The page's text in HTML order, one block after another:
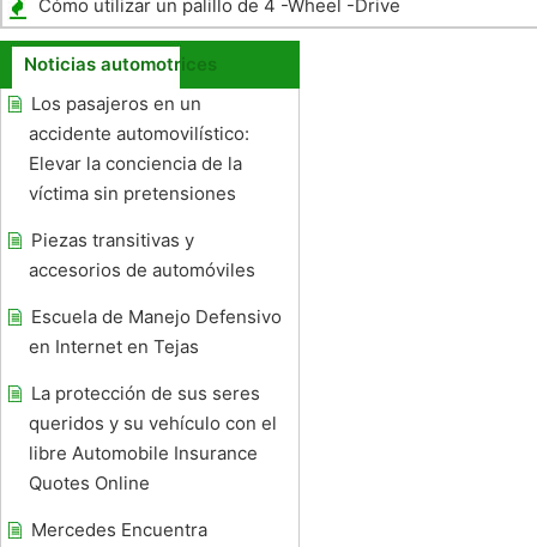
Cómo utilizar un palillo de 4 -Wheel -Drive
en el piso
Noticias automotrices
Los pasajeros en un
accidente automovilístico:
Elevar la conciencia de la
víctima sin pretensiones
Piezas transitivas y
accesorios de automóviles
Escuela de Manejo Defensivo
en Internet en Tejas
La protección de sus seres
queridos y su vehículo con el
libre Automobile Insurance
Quotes Online
Mercedes Encuentra